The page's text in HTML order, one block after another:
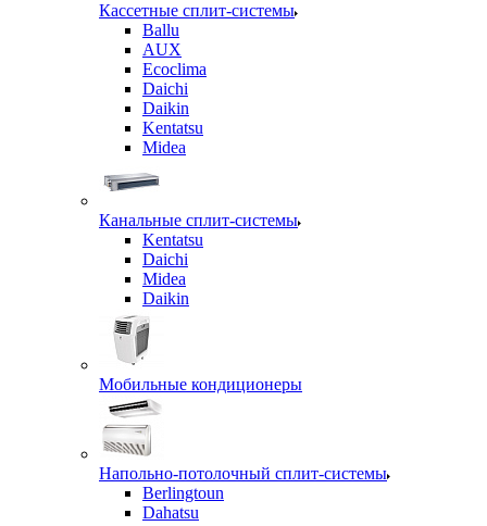
Кассетные сплит-системы
Ballu
AUX
Ecoclima
Daichi
Daikin
Kentatsu
Midea
Канальные сплит-системы
Kentatsu
Daichi
Midea
Daikin
Мобильные кондиционеры
Напольно-потолочный сплит-системы
Berlingtoun
Dahatsu